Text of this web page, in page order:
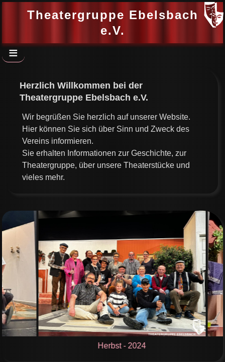
Theatergruppe Ebelsbach
e.V.
≡
Herzlich Willkommen bei der
Theatergruppe Ebelsbach e.V.
Wir begrüßen Sie herzlich auf unserer Website.
Hier können Sie sich über Sinn und Zweck des
Vereins informieren.
Sie erhalten Informationen zur Geschichte, zur
Theatergruppe, über unsere Theaterstücke und
vieles mehr.
Herbst - 2024